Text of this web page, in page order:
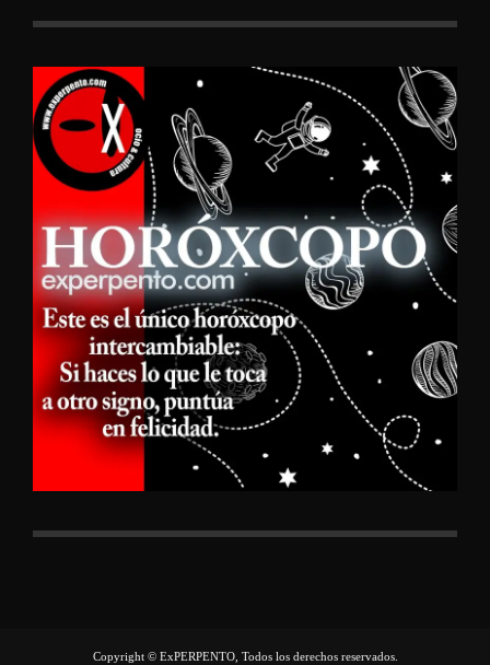
Copyright © ExPERPENTO, Todos los derechos reservados.